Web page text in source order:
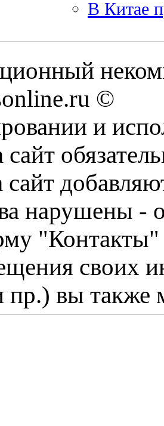
В Китае
©
и
сайт
нарушены -
"Контакты"
своих
пр.) вы также